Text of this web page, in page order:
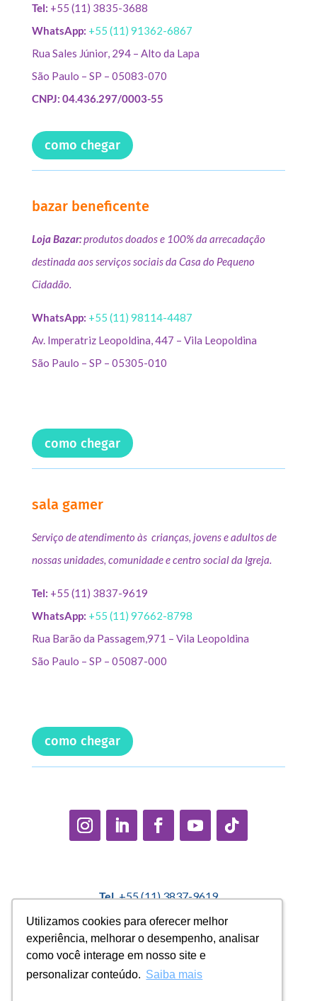
Utilizamos cookies para oferecer melhor
experiência, melhorar o desempenho, analisar
como você interage em nosso site e
personalizar conteúdo. Saiba mais
Utilizamos cookies para oferecer melhor
experiência, melhorar o desempenho, analisar
como você interage em nosso site e
personalizar conteúdo. Saiba mais
Tel: +55 (11) 3835-3688
WhatsApp: +55 (11) 91362-6867
Rua Sales Júnior, 294 – Alto da Lapa
São Paulo – SP – 05083-070
CNPJ: 04.436.297/0003-55
como chegar
bazar beneficente
Loja Bazar:produtos doados e 100% da arrecadação
destinada aos serviços sociais da Casa do Pequeno
Cidadão.
WhatsApp: +55 (11) 98114-4487
Av. Imperatriz Leopoldina, 447 – Vila Leopoldina
São Paulo – SP – 05305-010
como chegar
sala gamer
Serviço de atendimento às crianças, jovens e adultos de
nossas unidades, comunidade e centro social da Igreja.
Tel: +55 (11) 3837-9619
WhatsApp: +55 (11) 97662-8798
Rua Barão da Passagem,971 – Vila Leopoldina
São Paulo – SP – 05087-000
como chegar
Tel.+55 (11) 3837-9619
Política Interna de Proteção de Dados |Encarregado de
Dados: Marcelo Correa |
denuncias@casadopequenocidadao.org.br